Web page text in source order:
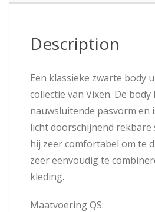
Description
Een klassieke zwarte body
collectie van Vixen. De
nauwsluitende pasvorm en
licht doorschijnend rekbare
hij zeer comfortabel om te
zeer eenvoudig te
kleding.
Maatvoering QS: